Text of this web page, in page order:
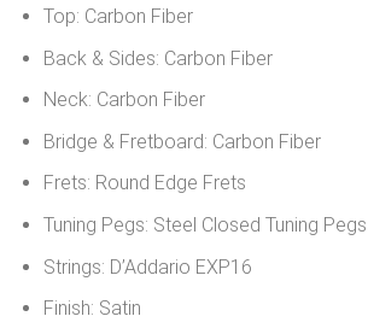
Top: Carbon Fiber
Back & Sides: Carbon Fiber
Neck: Carbon Fiber
Bridge & Fretboard: Carbon Fiber
Frets: Round Edge Frets
Tuning Pegs: Steel Closed Tuning Pegs
Strings: D’Addario EXP16
Finish: Satin